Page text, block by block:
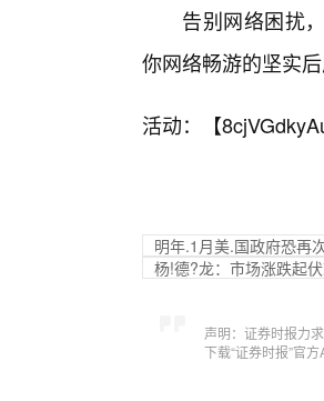
告别网络困扰
你网络畅游的坚实
活动：【
明年.1月美.国政府恐再
杨!德?龙：市场涨跌起
声明：证券时报力
下载“证券时报”官